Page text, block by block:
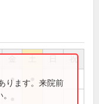
祝
●
ります。来院前